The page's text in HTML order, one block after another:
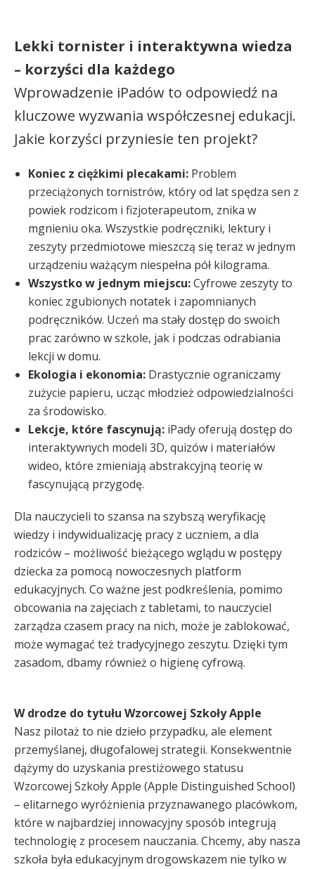
Lekki tornister i interaktywna wiedza
– korzyści dla każdego
Wprowadzenie iPadów to odpowiedź na
kluczowe wyzwania współczesnej edukacji.
Jakie korzyści przyniesie ten projekt?
Koniec z ciężkimi plecakami: Problem
przeciążonych tornistrów, który od lat spędza sen z
powiek rodzicom i fizjoterapeutom, znika w
mgnieniu oka. Wszystkie podręczniki, lektury i
zeszyty przedmiotowe mieszczą się teraz w jednym
urządzeniu ważącym niespełna pół kilograma.
Wszystko w jednym miejscu:Cyfrowe zeszyty to
koniec zgubionych notatek i zapomnianych
podręczników. Uczeń ma stały dostęp do swoich
prac zarówno w szkole, jak i podczas odrabiania
lekcji w domu.
Ekologia i ekonomia: Drastycznie ograniczamy
zużycie papieru, ucząc młodzież odpowiedzialności
za środowisko.
Lekcje, które fascynują: iPady oferują dostęp do
interaktywnych modeli 3D, quizów i materiałów
wideo, które zmieniają abstrakcyjną teorię w
fascynującą przygodę.
Dla nauczycieli to szansa na szybszą weryfikację
wiedzy i indywidualizację pracy z uczniem, a dla
rodziców – możliwość bieżącego wglądu w postępy
dziecka za pomocą nowoczesnych platform
edukacyjnych. Co ważne jest podkreślenia, pomimo
obcowania na zajęciach z tabletami, to nauczyciel
zarządza czasem pracy na nich, może je zablokować,
może wymagać też tradycyjnego zeszytu. Dzięki tym
zasadom, dbamy również o higienę cyfrową.
W drodze do tytułu Wzorcowej Szkoły Apple
Nasz pilotaż to nie dzieło przypadku, ale element
przemyślanej, długofalowej strategii. Konsekwentnie
dążymy do uzyskania prestiżowego statusu
Wzorcowej Szkoły Apple (Apple Distinguished School)
– elitarnego wyróżnienia przyznawanego placówkom,
które w najbardziej innowacyjny sposób integrują
technologię z procesem nauczania. Chcemy, aby nasza
szkoła była edukacyjnym drogowskazem nie tylko w